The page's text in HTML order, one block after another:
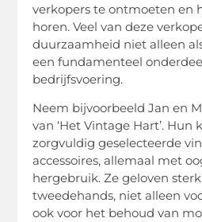
verkopers te ontmoeten en
horen. Veel van deze
duurzaamheid niet alleen
een fundamenteel
bedrijfsvoering.
Neem bijvoorbeeld Jan en
van ‘Het Vintage Hart’.
zorgvuldig geselecteerde
accessoires, allemaal met
hergebruik. Ze geloven
tweedehands, niet alleen
ook voor het behoud van